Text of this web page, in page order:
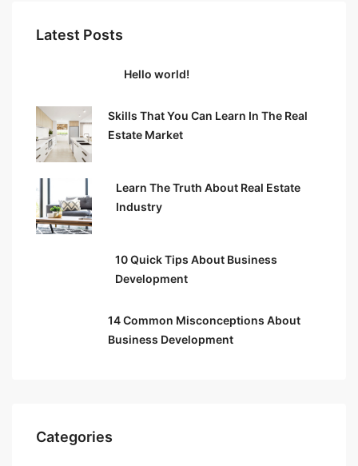
Latest Posts
Hello world!
Skills That You Can Learn In The Real
Estate Market
Learn The Truth About Real Estate
Industry
10 Quick Tips About Business
Development
14 Common Misconceptions About
Business Development
Categories